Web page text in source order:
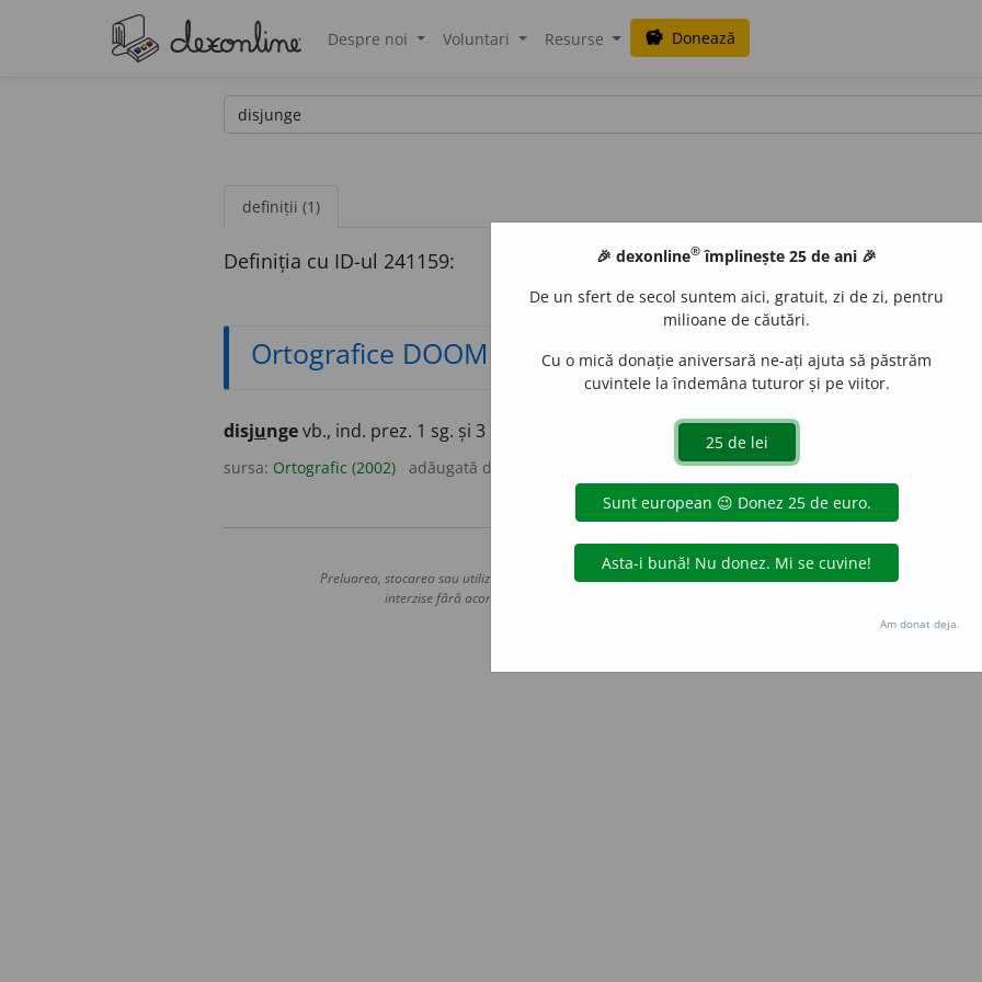
Despre noi Voluntari Resurse savings Donează
definiții (1)
Definiția cu ID-ul 241159:
Ortografice DOOM
disjungevb., ind. prez. 1 sg. și 3 pl. ngem;part.disjuns
sursa: Ortografic (2002) adăugată de
Copyright © 2004-2026 dexonline (https://dexonline.ro)
Preluarea, stocarea sau utilizarea datelor de pe acest site, inclusiv prin orice metode de extragere automată
interzise fără acordul nostru prealabil scris, cu excepția seturilor de date oferite oficial spre utilizare
Hosterion
🎉 dexonline® împlinește 25 de ani 🎉
De un sfert de secol suntem aici, gratuit, zi de zi, pentru
milioane de căutări.
Cu o mică donație aniversară ne-ați ajuta să păstrăm
cuvintele la îndemâna tuturor și pe viitor.
Am donat deja.